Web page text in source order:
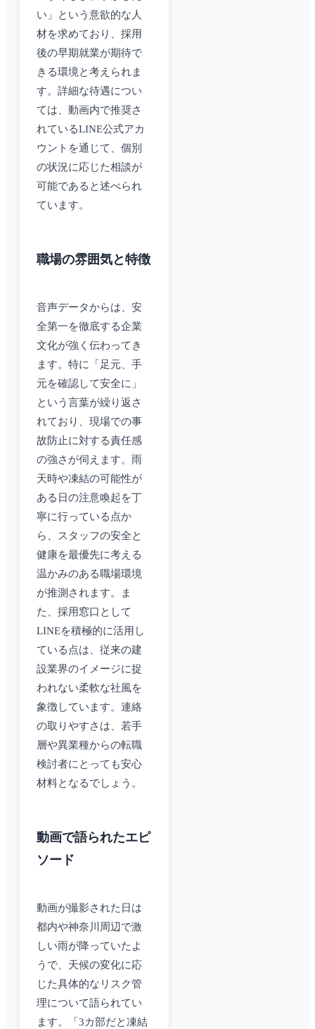
い」という意欲的な人
材を求めており、採用
後の早期就業が期待で
きる環境と考えられま
す。詳細な待遇につい
ては、動画内で推奨さ
れているLINE公式アカ
ウントを通じて、個別
の状況に応じた相談が
可能であると述べられ
ています。
職場の雰囲気と特徴
音声データからは、安
全第一を徹底する企業
文化が強く伝わってき
ます。特に「足元、手
元を確認して安全に」
という言葉が繰り返さ
れており、現場での事
故防止に対する責任感
の強さが伺えます。雨
天時や凍結の可能性が
ある日の注意喚起を丁
寧に行っている点か
ら、スタッフの安全と
健康を最優先に考える
温かみのある職場環境
が推測されます。ま
た、採用窓口として
LINEを積極的に活用し
ている点は、従来の建
設業界のイメージに捉
われない柔軟な社風を
象徴しています。連絡
の取りやすさは、若手
層や異業種からの転職
検討者にとっても安心
材料となるでしょう。
動画で語られたエピ
ソード
動画が撮影された日は
都内や神奈川周辺で激
しい雨が降っていたよ
うで、天候の変化に応
じた具体的なリスク管
理について語られてい
ます。「3カ部だと凍結